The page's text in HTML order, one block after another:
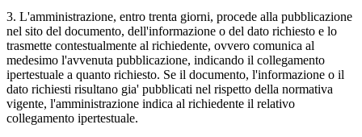
3. L'amministrazione, entro trenta giorni, procede alla pubblicazione
nel sito del documento, dell'informazione o del dato richiesto e lo
trasmette contestualmente al richiedente, ovvero comunica al
medesimo l'avvenuta pubblicazione, indicando il collegamento
ipertestuale a quanto richiesto. Se il documento, l'informazione o il
dato richiesti risultano gia' pubblicati nel rispetto della normativa
vigente, l'amministrazione indica al richiedente il relativo
collegamento ipertestuale.